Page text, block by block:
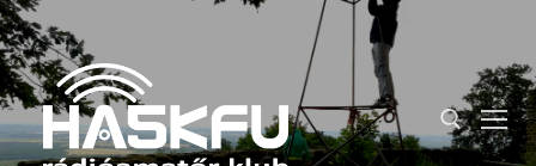
Ugrás
a
tartalomra